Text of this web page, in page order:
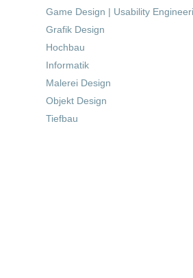
Game Design | Usability
Grafik Design
Hochbau
Informatik
Malerei Design
Objekt Design
Tiefbau